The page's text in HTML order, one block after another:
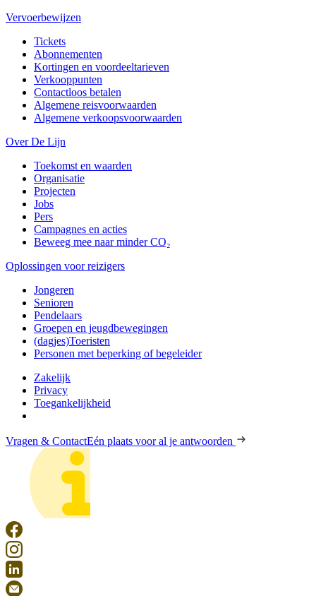
Vervoerbewijzen
Tickets
Abonnementen
Kortingen en voordeeltarieven
Verkooppunten
Contactloos betalen
Algemene reisvoorwaarden
Algemene verkoopsvoorwaarden
Over De Lijn
Toekomst en waarden
Organisatie
Projecten
Jobs
Pers
Campagnes en acties
Beweeg mee naar minder CO₂
Oplossingen voor reizigers
Jongeren
Senioren
Pendelaars
Groepen en jeugdbewegingen
(dagjes)Toeristen
Personen met beperking of begeleider
Zakelijk
Privacy
Toegankelijkheid
Vragen & ContactEén plaats voor al je antwoorden